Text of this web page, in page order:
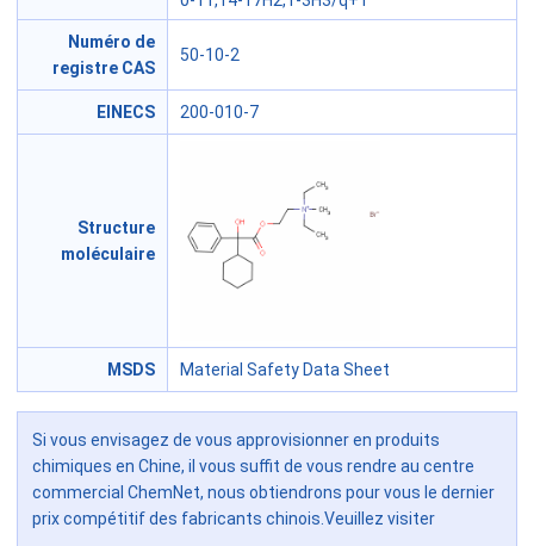
Numéro de
registre CAS
50-10-2
EINECS 200-010-7
Structure
moléculaire
MSDS Material Safety Data Sheet
Si vous envisagez de vous approvisionner en produits
chimiques en Chine, il vous suffit de vous rendre au centre
commercial ChemNet, nous obtiendrons pour vous le dernier
prix compétitif des fabricants chinois.Veuillez visiter